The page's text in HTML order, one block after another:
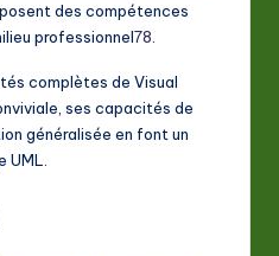
des compétences
professionnel78
complètes de Visual
ses capacités de
généralisée en font un
UML.